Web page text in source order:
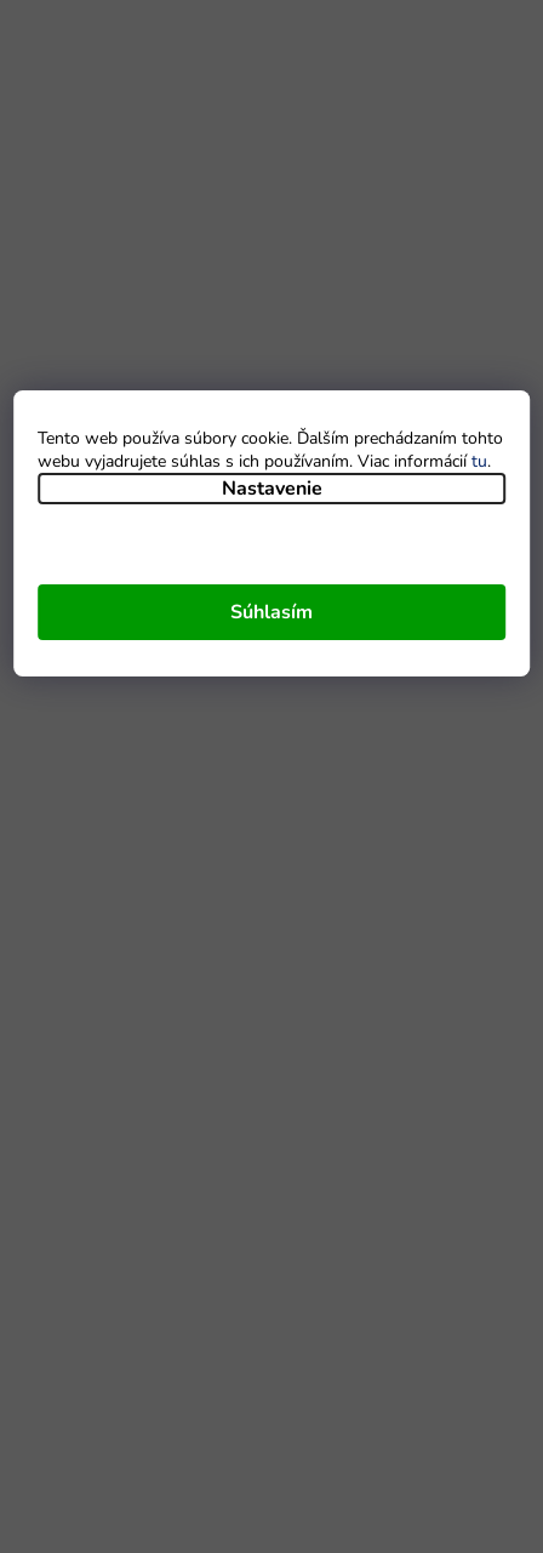
Tento web používa súbory cookie. Ďalším prechádzaním tohto
webu vyjadrujete súhlas s ich používaním. Viac informáciítu.
Nastavenie
Súhlasím